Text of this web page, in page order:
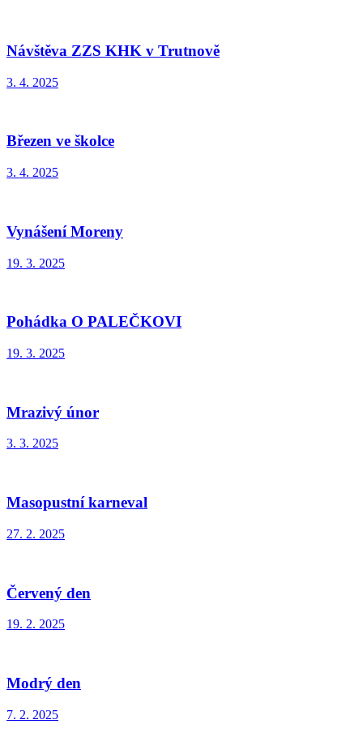
Návštěva ZZS KHK v Trutnově
3. 4. 2025
Březen ve školce
3. 4. 2025
Vynášení Moreny
19. 3. 2025
Pohádka O PALEČKOVI
19. 3. 2025
Mrazivý únor
3. 3. 2025
Masopustní karneval
27. 2. 2025
Červený den
19. 2. 2025
Modrý den
7. 2. 2025